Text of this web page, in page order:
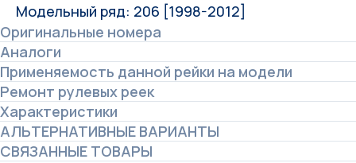
Модельный ряд: 206 [1998-2012]
Оригинальные номера
Аналоги
Применяемость данной рейки на модели
Ремонт рулевых реек
Характеристики
АЛЬТЕРНАТИВНЫЕ ВАРИАНТЫ
СВЯЗАННЫЕ ТОВАРЫ